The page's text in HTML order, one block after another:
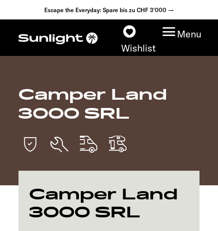
Escape the Everyday: Spare bis zu CHF 3'000 →
Wishlist
Menu
Modelle
Fahrzeugfinder
Explore
Camper Land
3000 SRL
Camper Land
3000 SRL